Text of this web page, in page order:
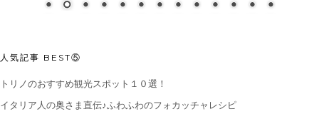
人気記事 BEST⑤
トリノのおすすめ観光スポット１０選！
イタリア人の奥さま直伝♪ふわふわのフォカッチャレシピ